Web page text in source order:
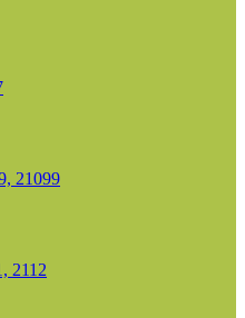
21099
2112